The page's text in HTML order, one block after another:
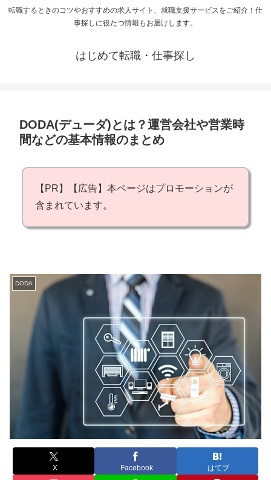
転職するときのコツやおすすめの求人サイト、就職支援サービスをご紹介！仕
事探しに役たつ情報もお届けします。
はじめて転職・仕事探し
DODA(デューダ)とは？運営会社や営業時
間などの基本情報のまとめ
【PR】【広告】本ページはプロモーションが
含まれています。
DODA
X Facebook はてブ